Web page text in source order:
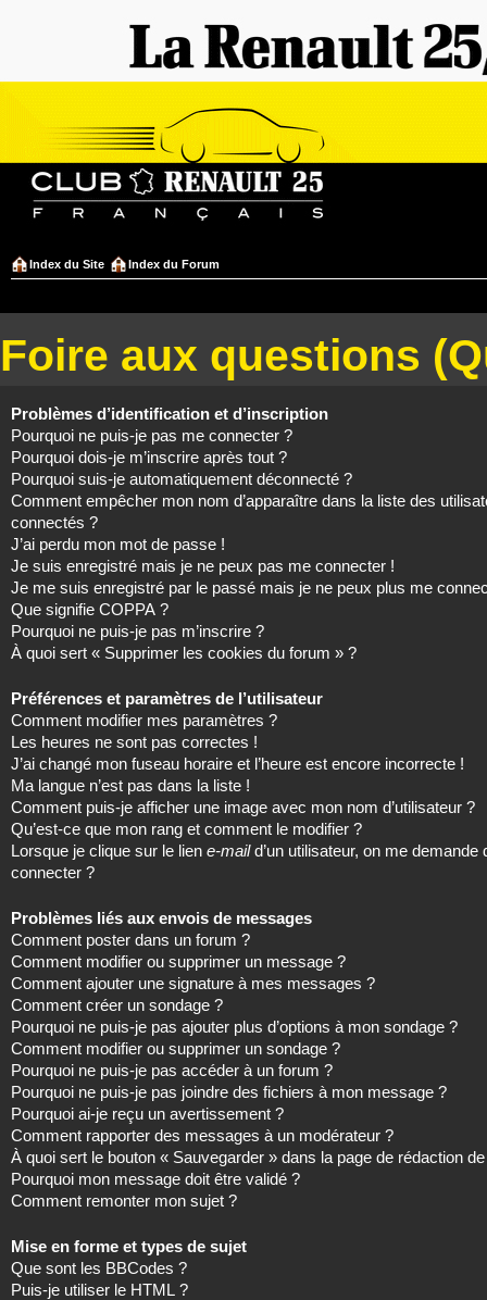
Index du Site Index du Forum
Foire aux questions
Problèmes d’identification et d’inscription
Pourquoi ne puis-je pas me connecter ?
Pourquoi dois-je m’inscrire après tout ?
Pourquoi suis-je automatiquement déconnecté ?
Comment empêcher mon nom d’apparaître dans la liste des
connectés ?
J’ai perdu mon mot de passe !
Je suis enregistré mais je ne peux pas me connecter !
Je me suis enregistré par le passé mais je ne peux plus me
Que signifie COPPA ?
Pourquoi ne puis-je pas m’inscrire ?
À quoi sert « Supprimer les cookies du forum » ?
Préférences et paramètres de l’utilisateur
Comment modifier mes paramètres ?
Les heures ne sont pas correctes !
J’ai changé mon fuseau horaire et l’heure est encore incorrecte !
Ma langue n’est pas dans la liste !
Comment puis-je afficher une image avec mon nom d’utilisateur ?
Qu’est-ce que mon rang et comment le modifier ?
Lorsque je clique sur le lien e-maild’un utilisateur, on me demande
connecter ?
Problèmes liés aux envois de messages
Comment poster dans un forum ?
Comment modifier ou supprimer un message ?
Comment ajouter une signature à mes messages ?
Comment créer un sondage ?
Pourquoi ne puis-je pas ajouter plus d’options à mon sondage ?
Comment modifier ou supprimer un sondage ?
Pourquoi ne puis-je pas accéder à un forum ?
Pourquoi ne puis-je pas joindre des fichiers à mon message ?
Pourquoi ai-je reçu un avertissement ?
Comment rapporter des messages à un modérateur ?
À quoi sert le bouton « Sauvegarder » dans la page de rédaction
Pourquoi mon message doit être validé ?
Comment remonter mon sujet ?
Mise en forme et types de sujet
Que sont les BBCodes ?
Puis-je utiliser le HTML ?